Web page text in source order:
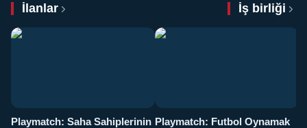
İlanlar İş birliği
Playmatch: Saha Sahiplerinin Playmatch: Futbol Oynamak